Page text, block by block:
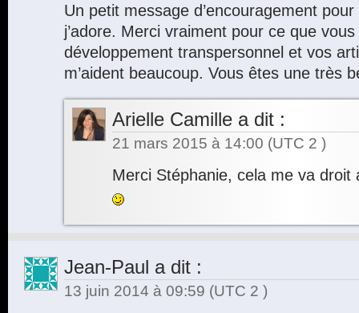
Un petit message d’encouragement
j’adore. Merci vraiment pour ce que
développement transpersonnel et vos
m’aident beaucoup. Vous êtes une très
Arielle Camille a dit :
21 mars 2015 à 14:00 (UTC 2 )
Merci Stéphanie, cela me va droit
Jean-Paul a dit :
13 juin 2014 à 09:59 (UTC 2 )